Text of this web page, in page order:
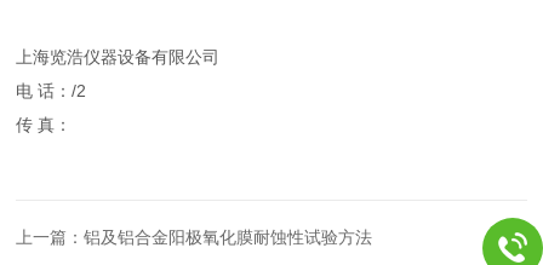
上海览浩仪器设备有限公司
电 话：/2
传 真：
上一篇：铝及铝合金阳极氧化膜耐蚀性试验方法